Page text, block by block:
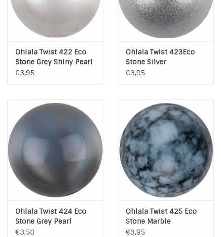
Ohlala Twist 422 Eco
Stone Grey Shiny Pearl
€3,95
Ohlala Twist 423Eco
Stone Silver
€3,95
Ohlala Twist 424 Eco
Stone Grey Pearl
€3,50
Ohlala Twist 425 Eco
Stone Marble
€3,95